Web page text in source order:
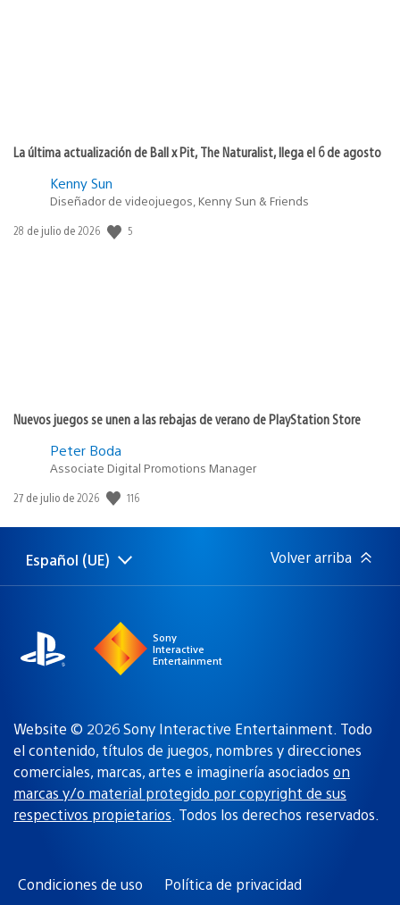
La última actualización de Ball x Pit, The Naturalist, llega el 6 de agosto
Kenny Sun
Diseñador de videojuegos, Kenny Sun & Friends
Fecha
28 de julio de 2026 5
Nuevos juegos se unen a las rebajas de verano de PlayStation Store
Peter Boda
Associate Digital Promotions Manager
Fecha
publicación:
27 de julio de 2026 116
Selecciona
una
Región
actual:
Español (UE) Volver arriba
Sony
Interactive
Entertainment
Website © 2026 Sony Interactive Entertainment. Todo
el contenido, títulos de juegos, nombres y direcciones
comerciales, marcas, artes e imaginería asociados on
marcas y/o material protegido por copyright de sus
respectivos propietarios. Todos los derechos reservados.
Condiciones de uso Política de privacidad